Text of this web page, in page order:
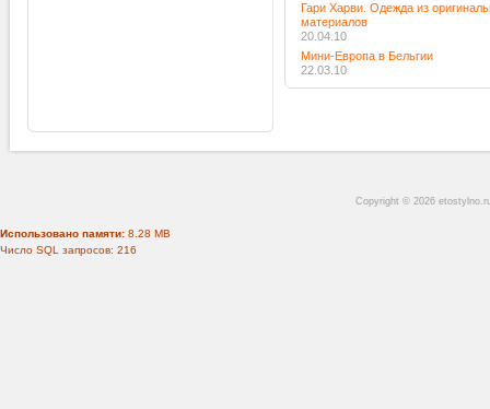
Гари Харви. Одежда из
материалов
20.04.10
Мини-Европа в Бельгии
22.03.10
Copyright © 2026
Использовано памяти: 8.28 MB
Число SQL запросов: 216